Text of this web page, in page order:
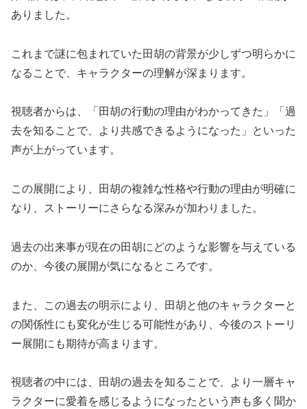
ありました。
これまで謎に包まれていた田胡の背景が少しずつ明らかに
なることで、キャラクターの理解が深まります。
視聴者からは、「田胡の行動の理由がわかってきた」「過
去を知ることで、より共感できるようになった」といった
声が上がっています。
この展開により、田胡の複雑な性格や行動の理由が明確に
なり、ストーリーにさらなる深みが加わりました。
過去の出来事が現在の田胡にどのような影響を与えている
のか、今後の展開が気になるところです。
また、この過去の明示により、田胡と他のキャラクターと
の関係性にも変化が生じる可能性があり、今後のストーリ
ー展開にも期待が高まります。
視聴者の中には、田胡の過去を知ることで、より一層キャ
ラクターに愛着を感じるようになったという声も多く聞か